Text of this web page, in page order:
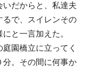
だからと、私達夫
るで、スイレンその
と一言加えた。
園橋立に立ってく
分。その間に何事か